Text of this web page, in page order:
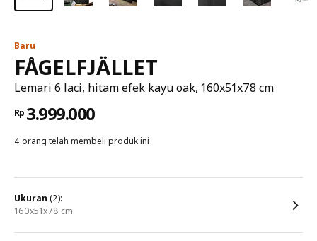
Baru
FÅGELFJÄLLET
Lemari 6 laci, hitam efek kayu oak, 160x51x78 cm
Rp 3.999.000
4 orang telah membeli produk ini
ukuran (2):
160x51x78 cm